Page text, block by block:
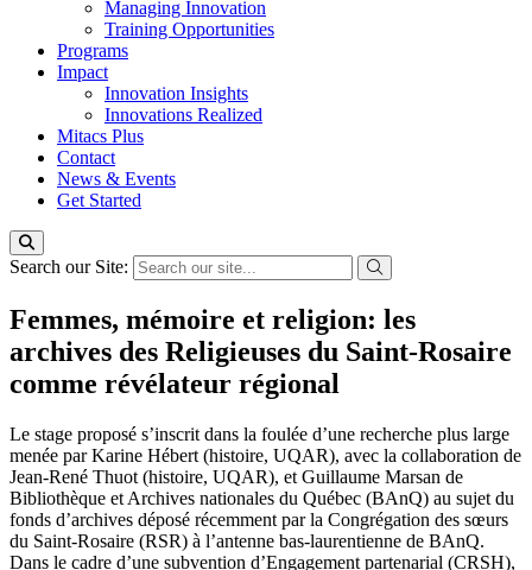
Managing Innovation
Training Opportunities
Programs
Impact
Innovation Insights
Innovations Realized
Mitacs Plus
Contact
News & Events
Get Started
Search our Site:
Femmes, mémoire et religion: les
archives des Religieuses du Saint-Rosaire
comme révélateur régional
Le stage proposé s’inscrit dans la foulée d’une recherche plus large
menée par Karine Hébert (histoire, UQAR), avec la collaboration de
Jean-René Thuot (histoire, UQAR), et Guillaume Marsan de
Bibliothèque et Archives nationales du Québec (BAnQ) au sujet du
fonds d’archives déposé récemment par la Congrégation des sœurs
du Saint-Rosaire (RSR) à l’antenne bas-laurentienne de BAnQ.
Dans le cadre d’une subvention d’Engagement partenarial (CRSH),